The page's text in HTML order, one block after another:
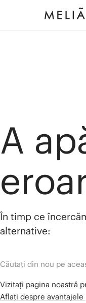
A
În timp ce
alternative:
Căutați din nou pe
Vizitați pagina noastră
Aflați despre